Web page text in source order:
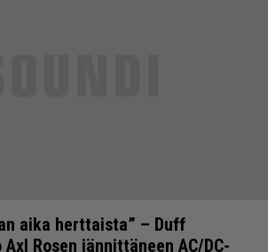
aika herttaista” – Duff
Rosen jännittäneen AC/DC-